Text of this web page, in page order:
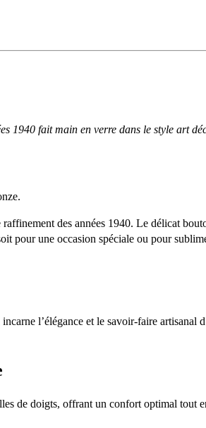
1940 fait main en verre dans le style art
des années 1940. Le délicat
pour une occasion spéciale ou pour
l’élégance et le savoir-faire artisanal
de doigts, offrant un confort optimal